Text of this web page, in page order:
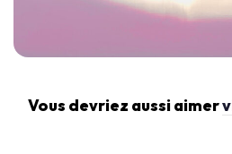
Vous devriez aussi aimer